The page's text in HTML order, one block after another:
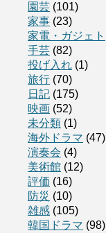
園芸 (101)
家事 (23)
家電・ガジェト
手芸 (82)
投げ入れ (1)
旅行 (70)
日記 (175)
映画 (52)
未分類 (1)
海外ドラマ (47)
演奏会 (4)
美術館 (12)
評価 (16)
防災 (10)
雑感 (105)
韓国ドラマ (98)